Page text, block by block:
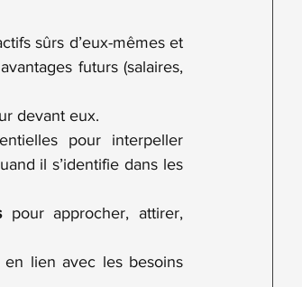
sûrs d’eux-mêmes et
futurs (salaires,
devant eux.
pour interpeller
il s’identifie dans les
pour approcher, attirer,
lien avec les besoins